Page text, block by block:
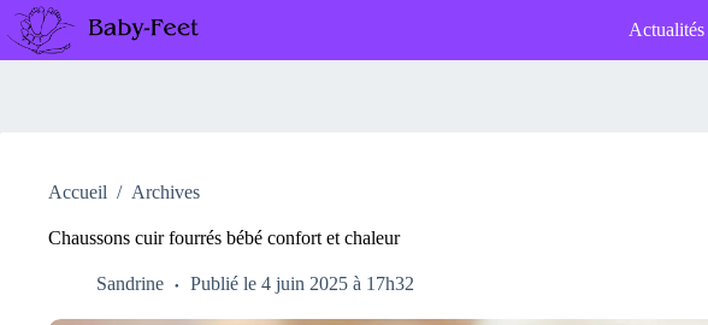
Passer
au
contenu
Actualités
Accueil / Archives
Chaussons cuir fourrés bébé confort et chaleur
Sandrine Publié le 4 juin 2025 à 17h32